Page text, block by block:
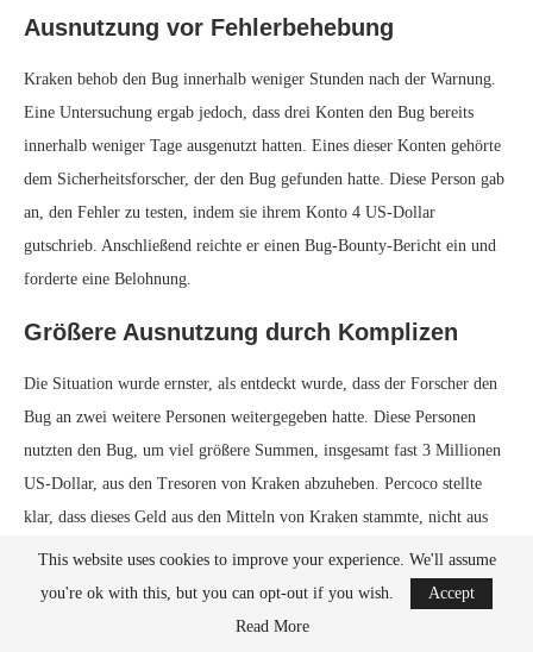
Ausnutzung vor Fehlerbehebung
Kraken behob den Bug innerhalb weniger Stunden nach der Warnung.
Eine Untersuchung ergab jedoch, dass drei Konten den Bug bereits
innerhalb weniger Tage ausgenutzt hatten. Eines dieser Konten gehörte
dem Sicherheitsforscher, der den Bug gefunden hatte. Diese Person gab
an, den Fehler zu testen, indem sie ihrem Konto 4 US-Dollar
gutschrieb. Anschließend reichte er einen Bug-Bounty-Bericht ein und
forderte eine Belohnung.
Größere Ausnutzung durch Komplizen
Die Situation wurde ernster, als entdeckt wurde, dass der Forscher den
Bug an zwei weitere Personen weitergegeben hatte. Diese Personen
nutzten den Bug, um viel größere Summen, insgesamt fast 3 Millionen
US-Dollar, aus den Tresoren von Kraken abzuheben. Percoco stellte
klar, dass dieses Geld aus den Mitteln von Kraken stammte, nicht aus
Kundengeldern.
Reaktion von Kraken
This website uses cookies to improve your experience. We'll assume
you're ok with this, but you can opt-out if you wish.
Accept
Read More